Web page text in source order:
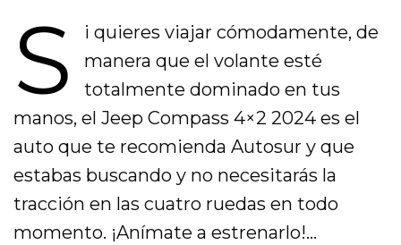
S
i quieres viajar cómodamente, de
manera que el volante esté
totalmente dominado en tus
manos, el Jeep Compass 4×2 2024 es el
auto que te recomienda Autosur y que
estabas buscando y no necesitarás la
tracción en las cuatro ruedas en todo
momento. ¡Anímate a estrenarlo!…